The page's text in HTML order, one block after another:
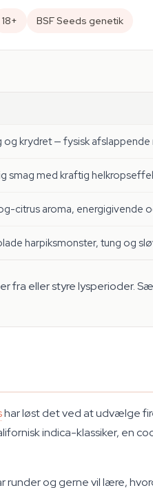
18+ BSF Seeds genetik
og krydret — fysisk afslappende
smag med kraftig
citrus aroma, energigivende
harpiksmonster, tung og
fra eller styre lysperioder.
har løst det ved at udvælge
indica-klassiker, en
runder og gerne vil lære,